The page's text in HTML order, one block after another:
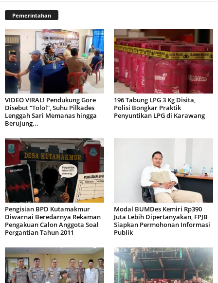
Pemerintahan
VIDEO VIRAL! Pendukung Gore
Disebut “Tolol”, Suhu Pilkades
Lenggah Sari Memanas hingga
Berujung...
196 Tabung LPG 3 Kg Disita,
Polisi Bongkar Praktik
Penyuntikan LPG di Karawang
Pengisian BPD Kutamakmur
Diwarnai Beredarnya Rekaman
Pengakuan Calon Anggota Soal
Pergantian Tahun 2011
Modal BUMDes Kemiri Rp390
Juta Lebih Dipertanyakan, FPJB
Siapkan Permohonan Informasi
Publik